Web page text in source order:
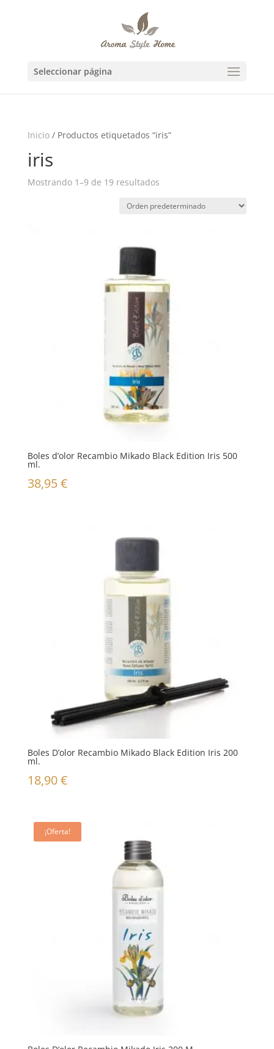
Seleccionar página
Inicio/ Productos etiquetados “iris”
iris
Mostrando 1–9 de 19 resultados
Boles d’olor Recambio Mikado Black Edition Iris 500
ml.
38,95€
Boles D’olor Recambio Mikado Black Edition Iris 200
ml.
18,90€
¡Oferta!